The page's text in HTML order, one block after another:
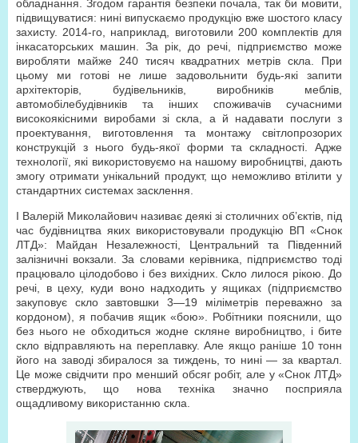
обладнання. Згодом гарантія безпеки почала, так би мовити,
підвищуватися: нині випускаємо продукцію вже шостого класу
захисту. 2014-го, наприклад, виготовили 200 комплектів для
інкасаторських машин. За рік, до речі, підприємство може
виробляти майже 240 тисяч квадратних метрів скла. При
цьому ми готові не лише задовольнити будь-які запити
архітекторів, будівельників, виробників меблів,
автомобілебудівників та інших споживачів сучасними
високоякісними виробами зі скла, а й надавати послуги з
проектування, виготовлення та монтажу світлопрозорих
конструкцій з нього будь-якої форми та складності. Адже
технології, які використовуємо на нашому виробництві, дають
змогу отримати унікальний продукт, що неможливо втілити у
стандартних системах засклення.
І Валерій Миколайович називає деякі зі столичних об’єктів, під
час будівництва яких використовували продукцію ВП «Снок
ЛТД»: Майдан Незалежності, Центральний та Південний
залізничні вокзали. За словами керівника, підприємство тоді
працювало цілодобово і без вихідних. Скло лилося рікою. До
речі, в цеху, куди воно надходить у ящиках (підприємство
закуповує скло завтовшки 3—19 міліметрів переважно за
кордоном), я побачив ящик «бою». Робітники пояснили, що
без нього не обходиться жодне скляне виробництво, і бите
скло відправляють на переплавку. Але якщо раніше 10 тонн
його на заводі збиралося за тиждень, то нині — за квартал.
Це може свідчити про менший обсяг робіт, але у «Снок ЛТД»
стверджують, що нова техніка значно посприяла
ощадливому використанню скла.